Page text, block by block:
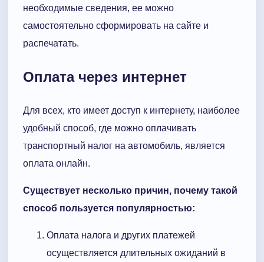
необходимые сведения, ее можно
самостоятельно сформировать на сайте и
распечатать.
Оплата через интернет
Для всех, кто имеет доступ к интернету, наиболее
удобный способ, где можно оплачивать
транспортный налог на автомобиль, является
оплата онлайн.
Существует несколько причин, почему такой
способ пользуется популярностью:
Оплата налога и других платежей
осуществляется длительных ожиданий в